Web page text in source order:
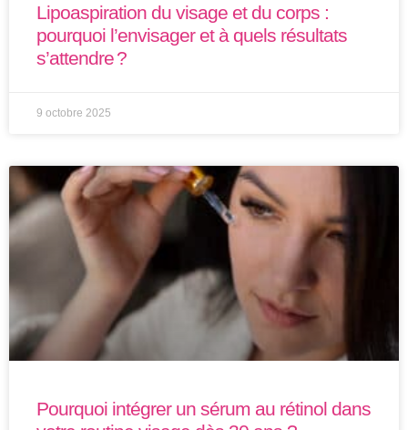
Lipoaspiration du visage et du corps :
pourquoi l’envisager et à quels résultats
s’attendre ?
9 octobre 2025
Pourquoi intégrer un sérum au rétinol dans